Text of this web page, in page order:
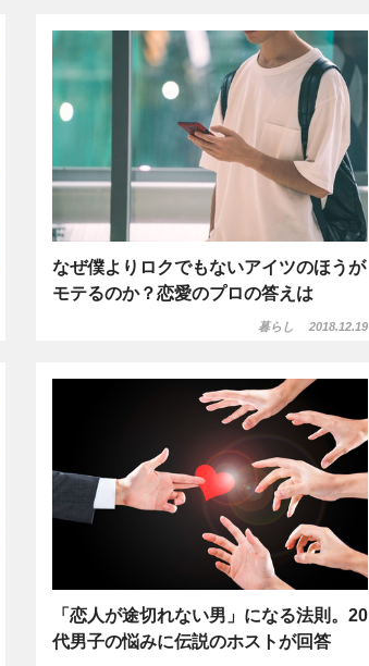
なぜ僕よりロクでもないアイツのほうが
モテるのか？恋愛のプロの答えは
暮らし 2018.12.19
「恋人が途切れない男」になる法則。20
代男子の悩みに伝説のホストが回答